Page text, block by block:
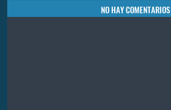
NO HAY COMENTARIOS